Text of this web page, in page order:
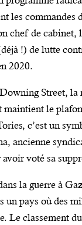
les commandes
chef de
!) de lutte
2020.
Street,
maintient le
c’est un
ancienne
voté sa
la guerre à
pays où des
Le classement